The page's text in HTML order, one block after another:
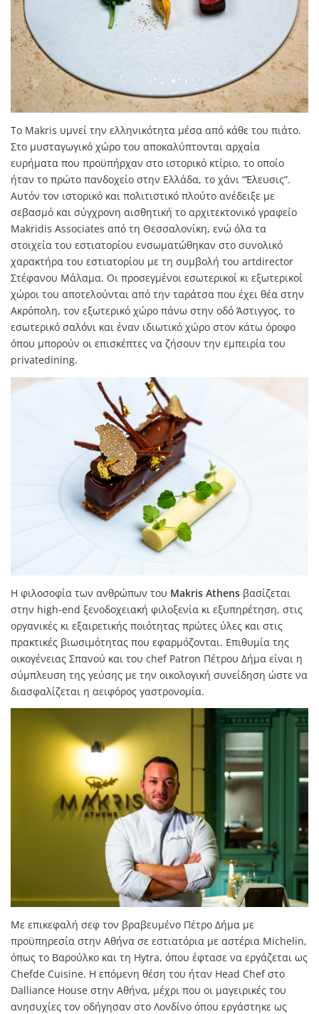
Το Makris υμνεί την ελληνικότητα μέσα από κάθε του πιάτο.
Στο μυσταγωγικό χώρο του αποκαλύπτονται αρχαία
ευρήματα που προϋπήρχαν στο ιστορικό κτίριο, το οποίο
ήταν το πρώτο πανδοχείο στην Ελλάδα, το χάνι “Έλευσις”.
Αυτόν τον ιστορικό και πολιτιστικό πλούτο ανέδειξε με
σεβασμό και σύγχρονη αισθητική το αρχιτεκτονικό γραφείο
Makridis Associates από τη Θεσσαλονίκη, ενώ όλα τα
στοιχεία του εστιατορίου ενσωματώθηκαν στο συνολικό
χαρακτήρα του εστιατορίου με τη συμβολή του artdirector
Στέφανου Μάλαμα. Οι προσεγμένοι εσωτερικοί κι εξωτερικοί
χώροι του αποτελούνται από την ταράτσα που έχει θέα στην
Ακρόπολη, τον εξωτερικό χώρο πάνω στην οδό Άστιγγος, το
εσωτερικό σαλόνι και έναν ιδιωτικό χώρο στον κάτω όροφο
όπου μπορούν οι επισκέπτες να ζήσουν την εμπειρία του
privatedining.
Η φιλοσοφία των ανθρώπων του Makris Athens βασίζεται
στην high-end ξενοδοχειακή φιλοξενία κι εξυπηρέτηση, στις
οργανικές κι εξαιρετικής ποιότητας πρώτες ύλες και στις
πρακτικές βιωσιμότητας που εφαρμόζονται. Επιθυμία της
οικογένειας Σπανού και του chef Patron Πέτρου Δήμα είναι η
σύμπλευση της γεύσης με την οικολογική συνείδηση ώστε να
διασφαλίζεται η αειφόρος γαστρονομία.
Με επικεφαλή σεφ τον βραβευμένο Πέτρο Δήμα με
προϋπηρεσία στην Αθήνα σε εστιατόρια με αστέρια Michelin,
όπως το Βαρούλκο και τη Hytra, όπου έφτασε να εργάζεται ως
Chefde Cuisine. Η επόμενη θέση του ήταν Head Chef στο
Dalliance House στην Αθήνα, μέχρι που οι μαγειρικές του
ανησυχίες τον οδήγησαν στο Λονδίνο όπου εργάστηκε ως